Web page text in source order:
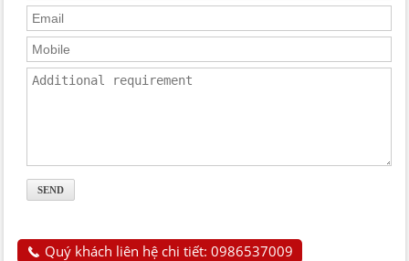
Quý khách liên hệ chi tiết: 0986537009